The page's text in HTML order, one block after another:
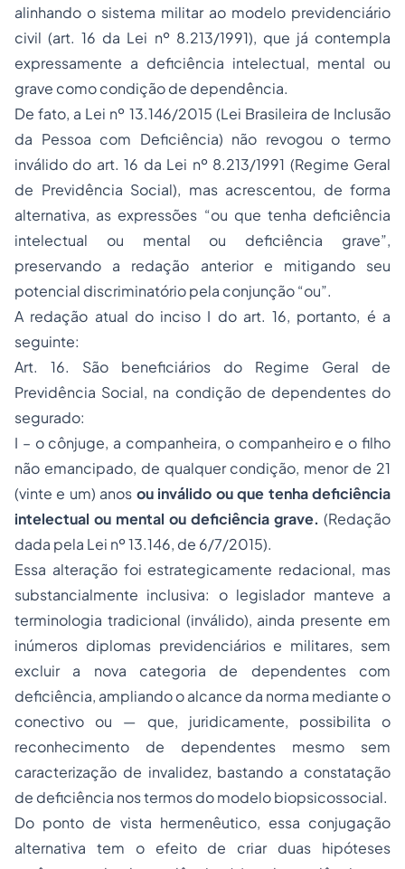
alinhando o sistema militar ao modelo previdenciário
civil (art. 16 da Lei nº 8.213/1991), que já contempla
expressamente a deficiência intelectual, mental ou
grave como condição de dependência.
De fato, a Lei nº 13.146/2015 (Lei Brasileira de Inclusão
da Pessoa com Deficiência) não revogou o termo
inválido do art. 16 da Lei nº 8.213/1991 (Regime Geral
de Previdência Social), mas acrescentou, de forma
alternativa, as expressões “ou que tenha deficiência
intelectual ou mental ou deficiência grave”,
preservando a redação anterior e mitigando seu
potencial discriminatório pela conjunção “ou”.
A redação atual do inciso I do art. 16, portanto, é a
seguinte:
Art. 16. São beneficiários do Regime Geral de
Previdência Social, na condição de dependentes do
segurado:
I – o cônjuge, a companheira, o companheiro e o filho
não emancipado, de qualquer condição, menor de 21
(vinte e um) anos ou inválido ou que tenha deficiência
intelectual ou mental ou deficiência grave. (Redação
dada pela Lei nº 13.146, de 6/7/2015).
Essa alteração foi estrategicamente redacional, mas
substancialmente inclusiva: o legislador manteve a
terminologia tradicional (inválido), ainda presente em
inúmeros diplomas previdenciários e militares, sem
excluir a nova categoria de dependentes com
deficiência, ampliando o alcance da norma mediante o
conectivo ou — que, juridicamente, possibilita o
reconhecimento de dependentes mesmo sem
caracterização de invalidez, bastando a constatação
de deficiência nos termos do modelo biopsicossocial.
Do ponto de vista hermenêutico, essa conjugação
alternativa tem o efeito de criar duas hipóteses